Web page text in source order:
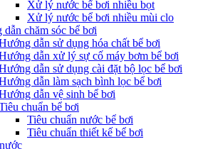
Xử lý nước bể bơi nhiều bọt
Xử lý nước bể bơi nhiều mùi clo
dẫn chăm sóc bể bơi
dẫn sử dụng hóa chất bể bơi
dẫn xử lý sự cố máy bơm bể bơi
dẫn sử dụng cài đặt bộ lọc bể bơi
dẫn làm sạch bình lọc bể bơi
dẫn vệ sinh bể bơi
chuẩn bể bơi
Tiêu chuẩn nước bể bơi
Tiêu chuẩn thiết kế bể bơi